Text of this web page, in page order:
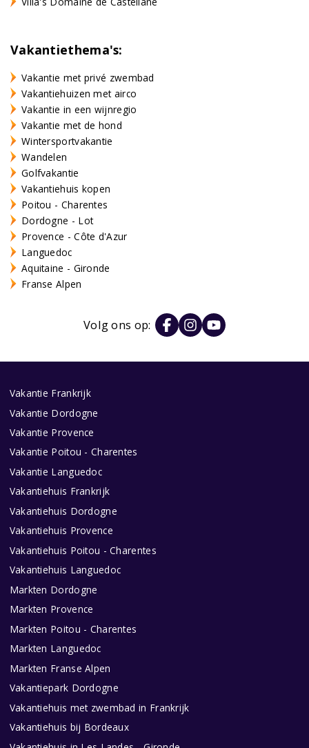
Vakantiethema's:
Vakantie met privé zwembad
Vakantiehuizen met airco
Vakantie in een wijnregio
Vakantie met de hond
Wintersportvakantie
Wandelen
Golfvakantie
Vakantiehuis kopen
Poitou - Charentes
Dordogne - Lot
Provence - Côte d'Azur
Languedoc
Aquitaine - Gironde
Franse Alpen
Volg ons op:
Vakantie Frankrijk
Vakantie Dordogne
Vakantie Provence
Vakantie Poitou - Charentes
Vakantie Languedoc
Vakantiehuis Frankrijk
Vakantiehuis Dordogne
Vakantiehuis Provence
Vakantiehuis Poitou - Charentes
Vakantiehuis Languedoc
Markten Dordogne
Markten Provence
Markten Poitou - Charentes
Markten Languedoc
Markten Franse Alpen
Vakantiepark Dordogne
Vakantiehuis met zwembad in Frankrijk
Vakantiehuis bij Bordeaux